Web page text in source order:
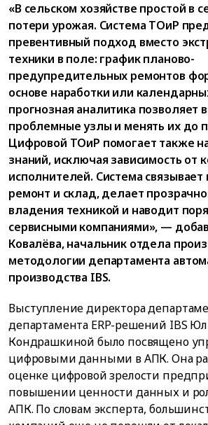
«В сельском хозяйстве простой в
потери урожая. Система ТОиР
превентивный подход вместо
техники в поле: график планово-
предупредительных ремонтов
основе наработки или
прогнозная аналитика позволяет
проблемные узлы и менять их до
Цифровой ТОиР помогает также
знаний, исключая зависимость от
исполнителей. Система
ремонт и склад, делает
владения техникой и наводит
сервисными компаниями», —
Ковалёва, начальник отдела
методологии департамента
производства IBS.
Выступление директора
департамента ERP-решений IBS
Кондрашкиной было посвящено
цифровыми данными в АПК. Она
оценке цифровой зрелости
повышении ценности данных и
АПК. По словам эксперта,